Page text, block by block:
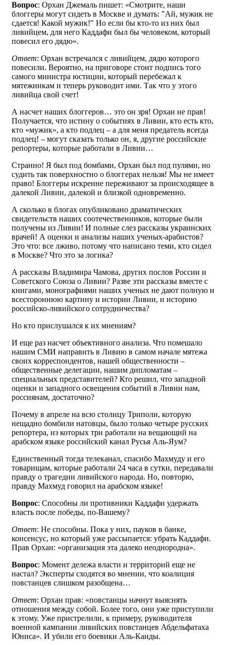
Вопрос: Орхан Джемаль пишет: «Смотрите, наши
блоггеры могут сидеть в Москве и думать: "Ай, мужик не
сдается! Какой мужик!" Но если бы кто-то из них был
ливийцем, для него Каддафи был бы человеком, который
повесил его дядю».
Ответ: Орхан встречался с ливийцем, дядю которого
повесили. Вероятно, на приговоре стоит подпись того
самого министра юстиции, который перебежал к
мятежникам и теперь руководит ими. Так что у этого
ливийца свой счет!
А насчет наших блоггеров… это он зря! Орхан не прав!
Получается, что истину о событиях в Ливии, кто есть кто,
кто «мужик», а кто подлец – а для меня предатель всегда
подлец! – могут сказать только он, я, другие российские
репортеры, которые работали в Ливии…
Странно! Я был под бомбами, Орхан был под пулями, но
судить так поверхностно о блоггерах нельзя! Мы не имеет
право! Блоггеры искренне переживают за происходящее в
далекой Ливии, далекой и близкой одновременно.
А сколько в блогах опубликовано драматических
свидетельств наших соотечественников, которые были
получены из Ливии! И полные слез рассказы украинских
врачей! А оценки и анализы наших ученых-арабистов?
Это что: все лживо, потому что написано теми, кто сидел
в Москве? Что это за логика?
А рассказы Владимира Чамова, других послов России и
Советского Союза о Ливии? Разве эти рассказы вместе с
книгами, монографиями наших ученых не дают полную и
всестороннюю картину и истории Ливии, и историю
российско-ливийского сотрудничества?
Но кто прислушался к их мнениям?
И еще раз насчет объективного анализа. Что помешало
нашим СМИ направить в Ливию в самом начале мятежа
своих корреспондентов, нашей общественности –
общественные делегации, нашим дипломатам –
специальных представителей? Кто решил, что западной
оценки и западного освещения событий в Ливии нам,
россиянам, достаточно?
Почему в апреле на всю столицу Триполи, которую
нещадно бомбили натовцы, было только четыре русских
репортера, из которых три работали на вещающий на
арабском языке российский канал Русья Аль-Яум?
Единственный тогда телеканал, спасибо Махмуду и его
товарищам, которые работали 24 часа в сутки, передавали
правду о трагедии ливийского народа. Но, повторю,
правду Махмуд говорил на арабском языке!
Вопрос: Способны ли противники Каддафи удержать
власть после победы, по-Вашему?
Ответ: Не способны. Пока у них, пауков в банке,
консенсус, но который уже рассыпается: убрать Каддафи.
Прав Орхан: «организация эта далеко неоднородна».
Вопрос: Момент дележа власти и территорий еще не
настал? Эксперты сходятся во мнении, что коалиция
повстанцев слишком разобщена…
Ответ: Орхан прав: «повстанцы начнут выяснять
отношения между собой. Более того, они уже приступили
к этому. Уже пристрелили, к примеру, руководителя
военной кампании ливийских повстанцев Абдельфатаха
Юниса». И убили его боевики Аль-Каиды.